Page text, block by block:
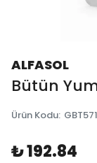
ALFASOL
Bütün
Ürün Kodu:
₺ 192.84